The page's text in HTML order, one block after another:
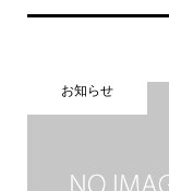
お知らせ